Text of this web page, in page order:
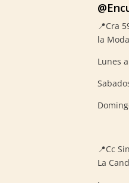
📍Cra
la Moda
Lunes
📍Cc
La